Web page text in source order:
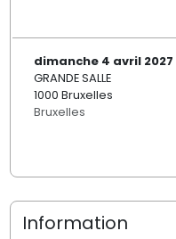
dimanche 4 avril 2027
GRANDE SALLE
1000 Bruxelles
Bruxelles
Information